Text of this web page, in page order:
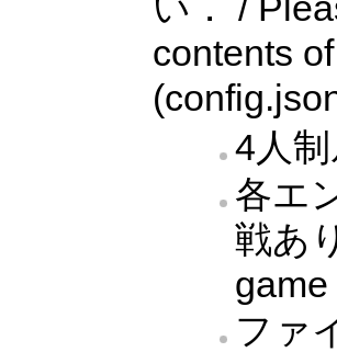
contents
4人
各エ
戦あ
ファ